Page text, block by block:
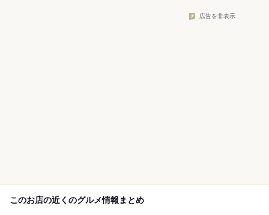
広告を非表示
このお店の近くのグルメ情報まとめ